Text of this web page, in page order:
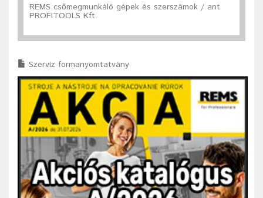
REMS csőmegmunkáló gépek és szerszámok / ant
PROFITOOLS Kft.
Szervíz formanyomtatvány